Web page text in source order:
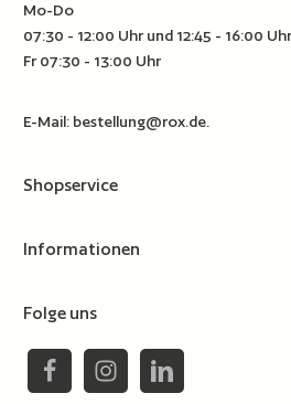
Mo-Do
07:30 - 12:00 Uhr und 12:45 - 16:00 Uhr
Fr 07:30 - 13:00 Uhr
E-Mail: bestellung@rox.de.
Shopservice
Informationen
Folge uns